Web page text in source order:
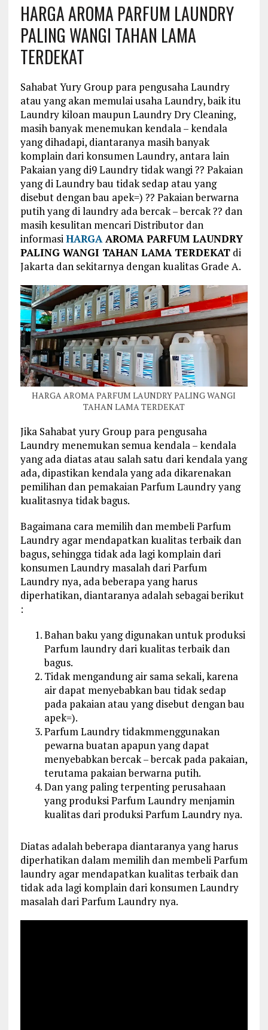
HARGA AROMA PARFUM LAUNDRY
PALING WANGI TAHAN LAMA
TERDEKAT
Sahabat Yury Group para pengusaha Laundry
atau yang akan memulai usaha Laundry, baik itu
Laundry kiloan maupun Laundry Dry Cleaning,
masih banyak menemukan kendala – kendala
yang dihadapi, diantaranya masih banyak
komplain dari konsumen Laundry, antara lain
Pakaian yang di9 Laundry tidak wangi ?? Pakaian
yang di Laundry bau tidak sedap atau yang
disebut dengan bau apek=) ?? Pakaian berwarna
putih yang di laundry ada bercak – bercak ?? dan
masih kesulitan mencari Distributor dan
informasiHARGAAROMA PARFUM LAUNDRY
PALING WANGI TAHAN LAMA TERDEKATdi
Jakarta dan sekitarnya dengan kualitas Grade A.
HARGA AROMA PARFUM LAUNDRY PALING WANGI
TAHAN LAMA TERDEKAT
Jika Sahabat yury Group para pengusaha
Laundry menemukan semua kendala – kendala
yang ada diatas atau salah satu dari kendala yang
ada, dipastikan kendala yang ada dikarenakan
pemilihan dan pemakaian Parfum Laundry yang
kualitasnya tidak bagus.
Bagaimana cara memilih dan membeli Parfum
Laundry agar mendapatkan kualitas terbaik dan
bagus, sehingga tidak ada lagi komplain dari
konsumen Laundry masalah dari Parfum
Laundry nya, ada beberapa yang harus
diperhatikan, diantaranya adalah sebagai berikut
:
Bahan baku yang digunakan untuk produksi
Parfum laundry dari kualitas terbaik dan
bagus.
Tidak mengandung air sama sekali, karena
air dapat menyebabkan bau tidak sedap
pada pakaian atau yang disebut dengan bau
apek=).
Parfum Laundry tidakmmenggunakan
pewarna buatan apapun yang dapat
menyebabkan bercak – bercak pada pakaian,
terutama pakaian berwarna putih.
Dan yang paling terpenting perusahaan
yang produksi Parfum Laundry menjamin
kualitas dari produksi Parfum Laundry nya.
Diatas adalah beberapa diantaranya yang harus
diperhatikan dalam memilih dan membeli Parfum
laundry agar mendapatkan kualitas terbaik dan
tidak ada lagi komplain dari konsumen Laundry
masalah dari Parfum Laundry nya.